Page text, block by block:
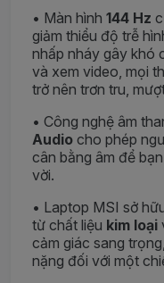
• Màn hình 144 Hz
giảm thiểu độ trễ
nhấp nháy gây khó
và xem video, mọi
trở nên trơn tru,
• Công nghệ âm
Audio cho phép
cân bằng âm để
vời.
• Laptop MSI sở
từ chất liệu kim loại
cảm giác sang
nặng đối với một